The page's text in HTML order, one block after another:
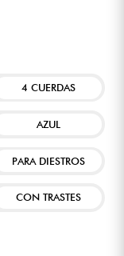
4 CUERDAS
AZUL
PARA DIESTROS
CON TRASTES